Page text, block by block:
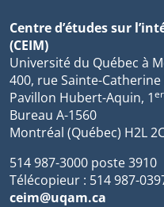
Centre d’études sur
(CEIM)
Université du Québec à
400, rue Sainte-Catherine
Pavillon Hubert-Aquin, 1er
Bureau A-1560
Montréal (Québec) H2L
514 987-3000 poste 3910
Télécopieur : 514 987-
ceim@uqam.ca